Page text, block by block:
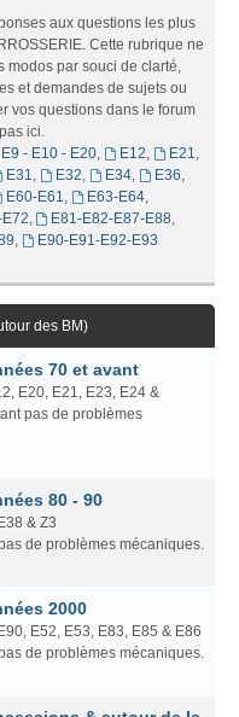
aux questions les plus
Cette rubrique ne
modos par souci de clarté,
et demandes de sujets ou
vos questions dans le forum
ici.
- E10 - E20, E12, E21,
E31, E32, E34, E36,
E60-E61, E63-E64,
, E81-E82-E87-E88,
,
E90-E91-E92-E93
des BM)
70 et avant
E20, E21, E23, E24 &
pas de problèmes
80 - 90
& Z3
de problèmes mécaniques.
2000
E52, E53, E83, E85 & E86
de problèmes mécaniques.